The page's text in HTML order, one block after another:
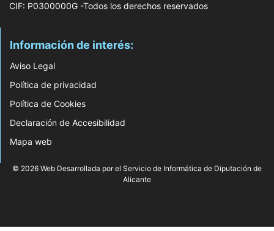
CIF: P0300000G -Todos los derechos reservados
Información de interés:
Aviso Legal
Política de privacidad
Política de Cookies
Declaración de Accesibilidad
Mapa web
© 2026 Web Desarrollada por el Servicio de Informática de Diputación de
Alicante